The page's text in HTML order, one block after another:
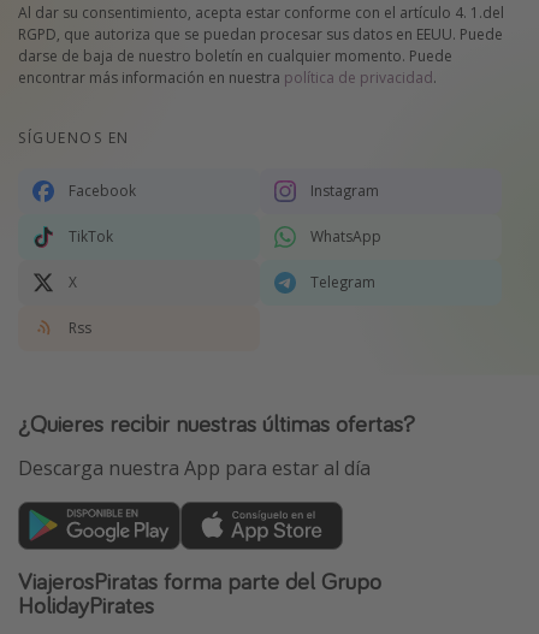
Al dar su consentimiento, acepta estar conforme con el artículo 4. 1.del
RGPD, que autoriza que se puedan procesar sus datos en EEUU. Puede
darse de baja de nuestro boletín en cualquier momento. Puede
encontrar más información en nuestra política de privacidad.
SÍGUENOS EN
Facebook Instagram
TikTok WhatsApp
X Telegram
Rss
¿Quieres recibir nuestras últimas ofertas?
Descarga nuestra App para estar al día
ViajerosPiratas forma parte del Grupo
HolidayPirates